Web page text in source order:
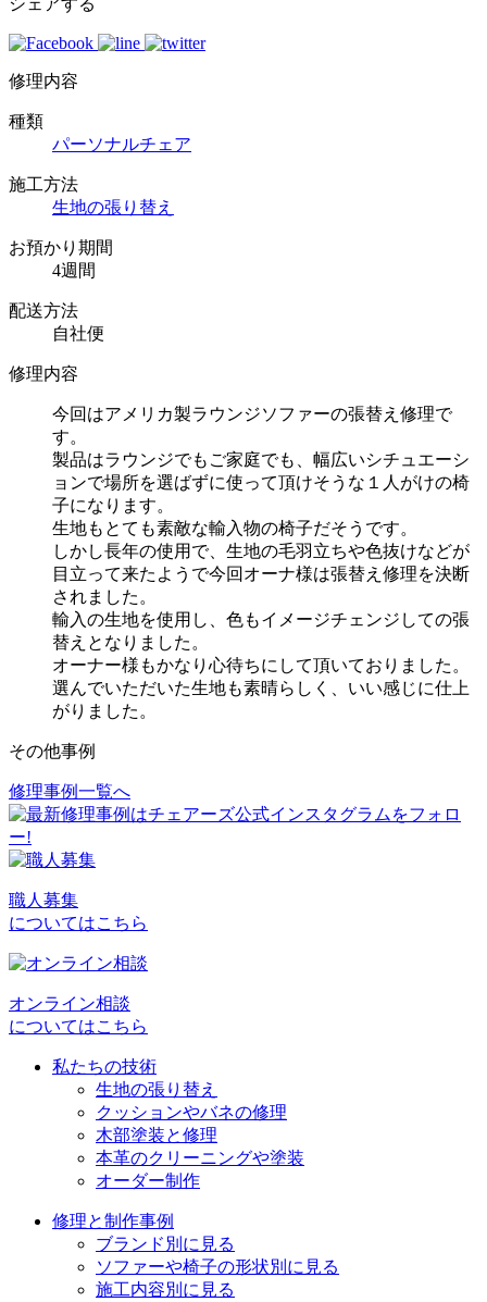
シェアする
修理内容
種類
パーソナルチェア
施工方法
生地の張り替え
お預かり期間
4週間
配送方法
自社便
修理内容
今回はアメリカ製ラウンジソファーの張替え修理で
す。
製品はラウンジでもご家庭でも、幅広いシチュエーシ
ョンで場所を選ばずに使って頂けそうな１人がけの椅
子になります。
生地もとても素敵な輸入物の椅子だそうです。
しかし長年の使用で、生地の毛羽立ちや色抜けなどが
目立って来たようで今回オーナ様は張替え修理を決断
されました。
輸入の生地を使用し、色もイメージチェンジしての張
替えとなりました。
オーナー様もかなり心待ちにして頂いておりました。
選んでいただいた生地も素晴らしく、いい感じに仕上
がりました。
その他事例
投
稿
ナ
ビ
ゲ
ー
シ
ョ
修理事例一覧へ
職人募集
についてはこちら
オンライン相談
についてはこちら
私たちの技術
生地の張り替え
クッションやバネの修理
木部塗装と修理
本革のクリーニングや塗装
オーダー制作
修理と制作事例
ブランド別に見る
ソファーや椅子の形状別に見る
施工内容別に見る